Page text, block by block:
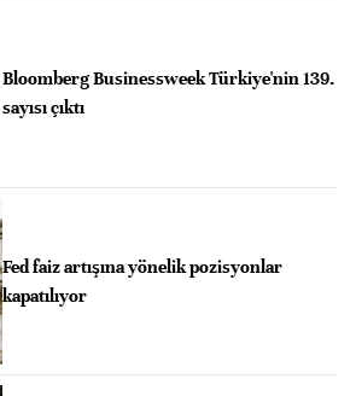
Bloomberg Businessweek Türkiye'nin 139.
sayısı çıktı
Fed faiz artışına yönelik pozisyonlar
kapatılıyor